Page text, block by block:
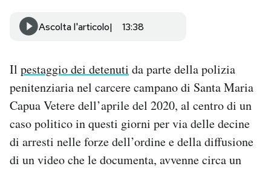
CALENDARIO
AREA PERSONALE
Newsletter
Notifiche mobile
Regala il Post
Hai bisogno di aiuto?
Ascolta l'articolo 13:38
Il pestaggio dei detenuti da parte della polizia
penitenziaria nel carcere campano di Santa Maria
Capua Vetere dell’aprile del 2020, al centro di un
caso politico in questi giorni per via delle decine
di arresti nelle forze dell’ordine e della diffusione
di un video che le documenta, avvenne circa un